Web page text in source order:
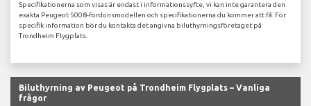
Specifikationerna som visas är endast i informationssyfte, vi kan inte garantera den
exakta Peugeot 5008-fordonsmodellen och specifikationerna du kommer att få. För
specifik information bör du kontakta det angivna biluthyrningsföretaget på
Trondheim Flygplats.
Biluthyrning av Peugeot på Trondheim Flygplats – Vanliga
frågor